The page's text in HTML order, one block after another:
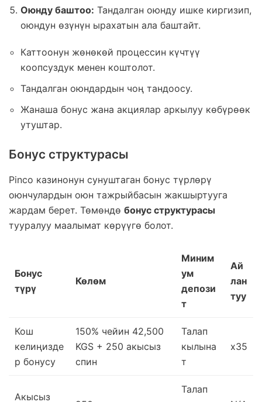
Оюнду баштоо: Тандалган оюнду ишке киргизип,
оюндун өзүнүн ырахатын ала баштайт.
Каттоонун жөнөкөй процессин күчтүү
коопсуздук менен коштолот.
Тандалган оюндардын чоң тандоосу.
Жанаша бонус жана акциялар аркылуу көбүрөөк
утуштар.
Бонус структурасы
Pinco казинонун сунуштаган бонус түрлөрү
оюнчулардын оюн тажрыйбасын жакшыртууга
жардам берет. Төмөндө бонус структурасы
тууралуу маалымат көрүүгө болот.
Бонус
түрү
Көлөм
Миним
ум
депози
т
Ай
лан
туу
Кош
келиңизде
р бонусу
150% чейин 42,500
KGS + 250 акысыз
спин
Талап
кылына
т
x35
Акысыз
Талап